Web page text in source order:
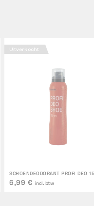
Uitverkocht
SCHOENDEODORANT PROFI DEO
6,99 € incl. btw